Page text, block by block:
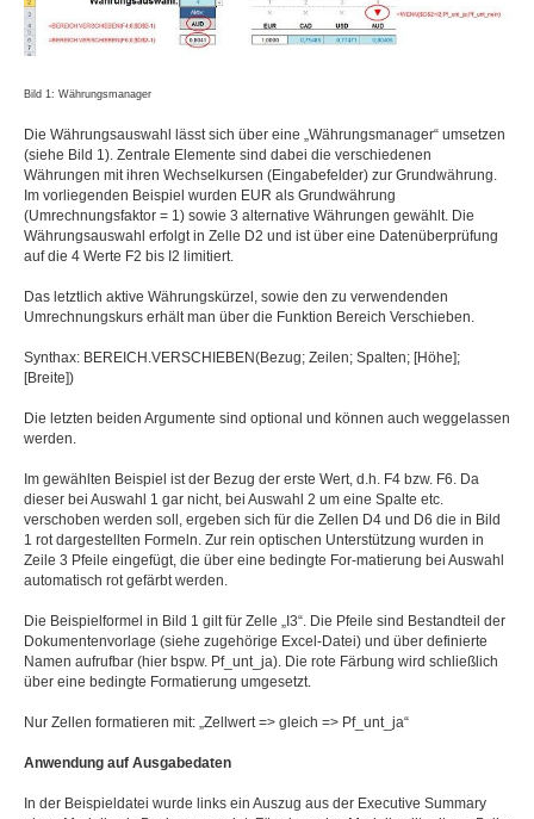
Bild 1: Währungsmanager
Die Währungsauswahl lässt sich über eine „Währungsmanager“ umsetzen
(siehe Bild 1). Zentrale Elemente sind dabei die verschiedenen
Währungen mit ihren Wechselkursen (Eingabefelder) zur Grundwährung.
Im vorliegenden Beispiel wurden EUR als Grundwährung
(Umrechnungsfaktor = 1) sowie 3 alternative Währungen gewählt. Die
Währungsauswahl erfolgt in Zelle D2 und ist über eine Datenüberprüfung
auf die 4 Werte F2 bis I2 limitiert.
Das letztlich aktive Währungskürzel, sowie den zu verwendenden
Umrechnungskurs erhält man über die Funktion Bereich Verschieben.
Synthax: BEREICH.VERSCHIEBEN(Bezug; Zeilen; Spalten; [Höhe];
[Breite])
Die letzten beiden Argumente sind optional und können auch weggelassen
werden.
Im gewählten Beispiel ist der Bezug der erste Wert, d.h. F4 bzw. F6. Da
dieser bei Auswahl 1 gar nicht, bei Auswahl 2 um eine Spalte etc.
verschoben werden soll, ergeben sich für die Zellen D4 und D6 die in Bild
1 rot dargestellten Formeln. Zur rein optischen Unterstützung wurden in
Zeile 3 Pfeile eingefügt, die über eine bedingte For-matierung bei Auswahl
automatisch rot gefärbt werden.
Die Beispielformel in Bild 1 gilt für Zelle „I3“. Die Pfeile sind Bestandteil der
Dokumentenvorlage (siehe zugehörige Excel-Datei) und über definierte
Namen aufrufbar (hier bspw. Pf_unt_ja). Die rote Färbung wird schließlich
über eine bedingte Formatierung umgesetzt.
Nur Zellen formatieren mit: „Zellwert => gleich => Pf_unt_ja“
Anwendung auf Ausgabedaten
In der Beispieldatei wurde links ein Auszug aus der Executive Summary